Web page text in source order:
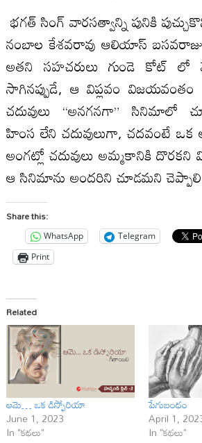
భగత్ సింగ్ వారసత్వాన్ని పునికి
నంబాల కేశవరావు ఆలియాస్
అతని సహచరులు గుండె కోట్ లో
సాగినప్పుడే, ఆ విప్లవం విజయవంతం
చదువులు “అనగనగా” సినిమాలో
హింస లేని చదువులుగా, చదవంటే
అంగట్లో చదువులు అమ్మకానికి
ఆ సినిమాను అందరిని చూడమని
Share this:
WhatsApp Telegram
Print
Related
ఆమె… ఒక డిస్ఫోరియా
June 1, 2023
In "కథలు"
పేగుబంధం
April 1,
In "కథలు"